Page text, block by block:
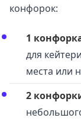
конфорок:
1
для
места или
2